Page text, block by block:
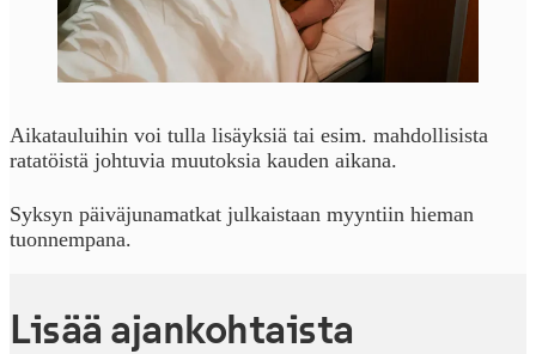
Aikatauluihin voi tulla lisäyksiä tai esim. mahdollisista
ratatöistä johtuvia muutoksia kauden aikana.
Syksyn päiväjunamatkat julkaistaan myyntiin hieman
tuonnempana.
Lisää ajankohtaista